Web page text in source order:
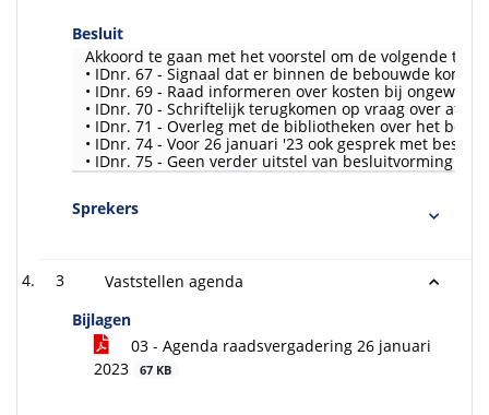
Besluit
Akkoord te gaan met het voorstel om de volgende
• IDnr. 67 - Signaal dat er binnen de bebouwde kom
• IDnr. 69 - Raad informeren over kosten bij
• IDnr. 70 - Schriftelijk terugkomen op vraag over
• IDnr. 71 - Overleg met de bibliotheken over het
• IDnr. 74 - Voor 26 januari '23 ook gesprek met
• IDnr. 75 - Geen verder uitstel van besluitvorming
Sprekers
3
Vaststellen agenda
Bijlagen
03 - Agenda raadsvergadering 26 januari
2023
67 KB